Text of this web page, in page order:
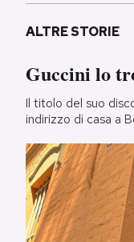
ALTRE STORIE
Guccini lo
Il titolo del suo
indirizzo di casa a